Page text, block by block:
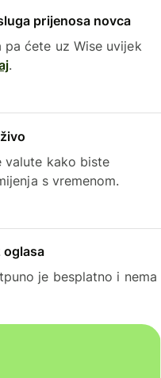
prijenosa novca
pa ćete uz Wise uvijek
.
valute kako biste
s vremenom.
oglasa
je besplatno i nema